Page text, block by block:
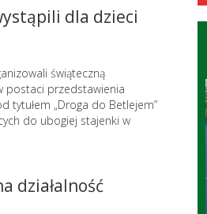
dla dzieci
świąteczną
postaci przedstawienia
tytułem „Droga do Betlejem”
do ubogiej stajenki w
działalność